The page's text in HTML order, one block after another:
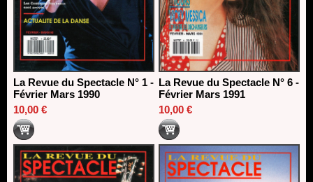
La Revue du Spectacle N° 1 -
Février Mars 1990
10,00 €
La Revue du Spectacle N° 6 -
Février Mars 1991
10,00 €